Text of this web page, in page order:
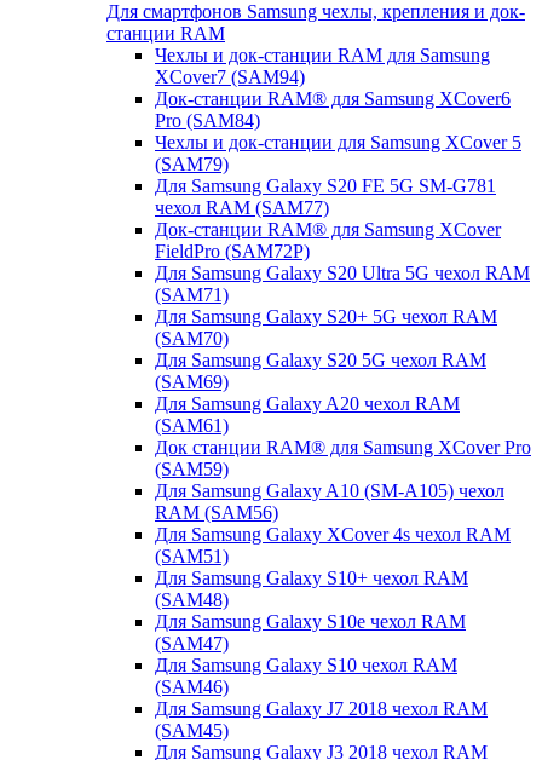
Для смартфонов Samsung чехлы, крепления и док-
станции RAM
Чехлы и док-станции RAM для Samsung
XCover7 (SAM94)
Док-станции RAM® для Samsung XCover6
Pro (SAM84)
Чехлы и док-станции для Samsung XCover 5
(SAM79)
Для Samsung Galaxy S20 FE 5G SM-G781
чехол RAM (SAM77)
Док-станции RAM® для Samsung XCover
FieldPro (SAM72P)
Для Samsung Galaxy S20 Ultra 5G чехол RAM
(SAM71)
Для Samsung Galaxy S20+ 5G чехол RAM
(SAM70)
Для Samsung Galaxy S20 5G чехол RAM
(SAM69)
Для Samsung Galaxy A20 чехол RAM
(SAM61)
Док станции RAM® для Samsung XCover Pro
(SAM59)
Для Samsung Galaxy A10 (SM-A105) чехол
RAM (SAM56)
Для Samsung Galaxy XCover 4s чехол RAM
(SAM51)
Для Samsung Galaxy S10+ чехол RAM
(SAM48)
Для Samsung Galaxy S10e чехол RAM
(SAM47)
Для Samsung Galaxy S10 чехол RAM
(SAM46)
Для Samsung Galaxy J7 2018 чехол RAM
(SAM45)
Для Samsung Galaxy J3 2018 чехол RAM